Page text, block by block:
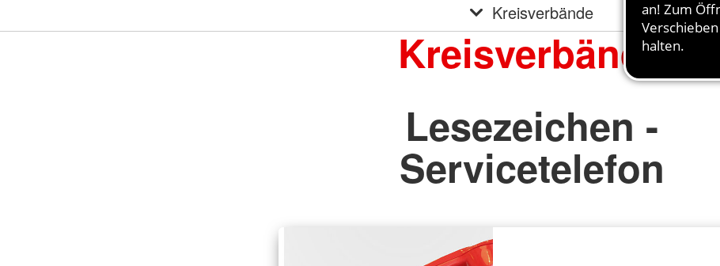
Kreisverbände
Kreisverbände
Lesezeichen -
Servicetelefon